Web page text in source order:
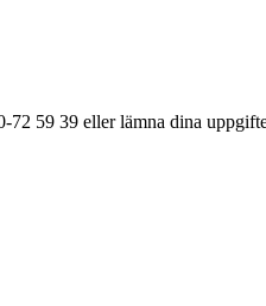
59 39 eller lämna dina